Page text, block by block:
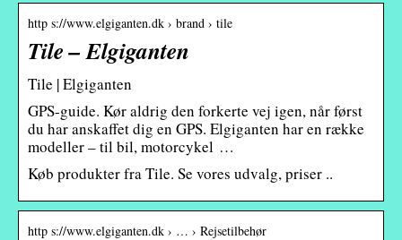
http s://www.elgiganten.dk › brand › tile
Tile – Elgiganten
Tile | Elgiganten
GPS-guide. Kør aldrig den forkerte vej igen, når først
du har anskaffet dig en GPS. Elgiganten har en række
modeller – til bil, motorcykel …
Køb produkter fra Tile. Se vores udvalg, priser ..
http s://www.elgiganten.dk › … › Rejsetilbehør